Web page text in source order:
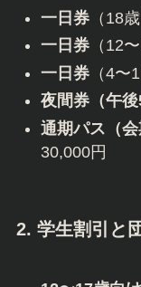
一日券（18
一日券（12
一日券（4〜
夜間券（午後
通期パス（会
30,000円
2. 学生割引と